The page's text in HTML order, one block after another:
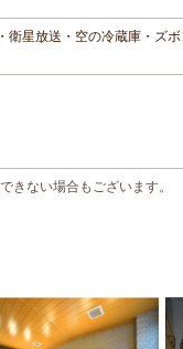
星放送・空の冷蔵庫・ズボ
きない場合もございます。